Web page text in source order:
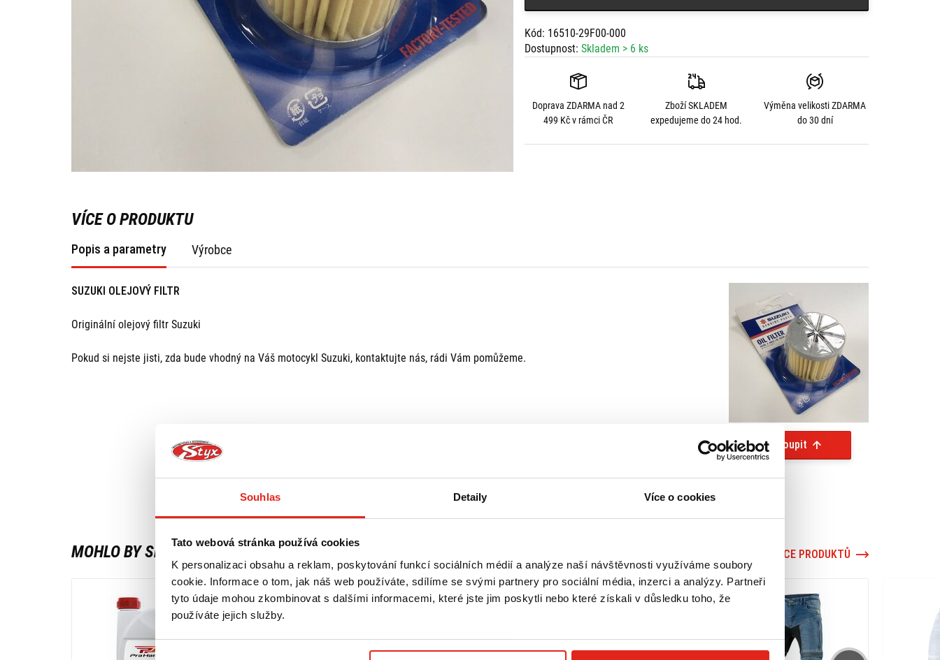
Souhlas Detaily Více o cookies
Tato webová stránka používá cookies
K personalizaci obsahu a reklam, poskytování funkcí sociálních médií a analýze naší návštěvnosti využíváme soubory
cookie. Informace o tom, jak náš web používáte, sdílíme se svými partnery pro sociální média, inzerci a analýzy. Partneři
tyto údaje mohou zkombinovat s dalšími informacemi, které jste jim poskytli nebo které získali v důsledku toho, že
používáte jejich služby.
Kód: 16510-29F00-000
Dostupnost: Skladem > 6 ks
Doprava ZDARMAnad 2
499 Kč v rámci ČR
Zboží SKLADEM
expedujeme do 24 hod.
Výměna velikostiZDARMA
do 30 dní
VÍCE O PRODUKTU
Popis a parametry Výrobce
SUZUKI OLEJOVÝ FILTR
Originální olejový filtr Suzuki
Pokud si nejste jisti, zda bude vhodný na Váš motocykl Suzuki, kontaktujte nás, rádi Vám pomůžeme.
Koupit
MOHLO BY SE VÁM LÍBIT VÍCE PRODUKTŮ